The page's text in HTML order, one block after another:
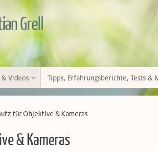
Grell
Videos Tipps, Erfahrungsberichte, Tests &
für Objektive & Kameras
& Kameras